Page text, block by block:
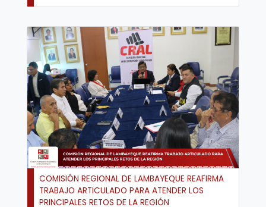
COMISIÓN REGIONAL DE LAMBAYEQUE REAFIRMA
TRABAJO ARTICULADO PARA ATENDER LOS
PRINCIPALES RETOS DE LA REGIÓN